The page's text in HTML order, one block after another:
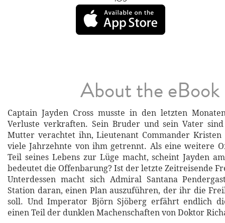
About the eBook
Captain Jayden Cross musste in den letzten
Verluste verkraften. Sein Bruder und sein Vater sind
Mutter verachtet ihn, Lieutenant Commander
viele Jahrzehnte von ihm getrennt. Als eine weitere
Teil seines Lebens zur Lüge macht, scheint Jayden
bedeutet die Offenbarung? Ist der letzte Zeitreisende
Unterdessen macht sich Admiral Santana
Station daran, einen Plan auszuführen, der ihr die
soll. Und Imperator Björn Sjöberg erfährt endlich
einen Teil der dunklen Machenschaften von Doktor